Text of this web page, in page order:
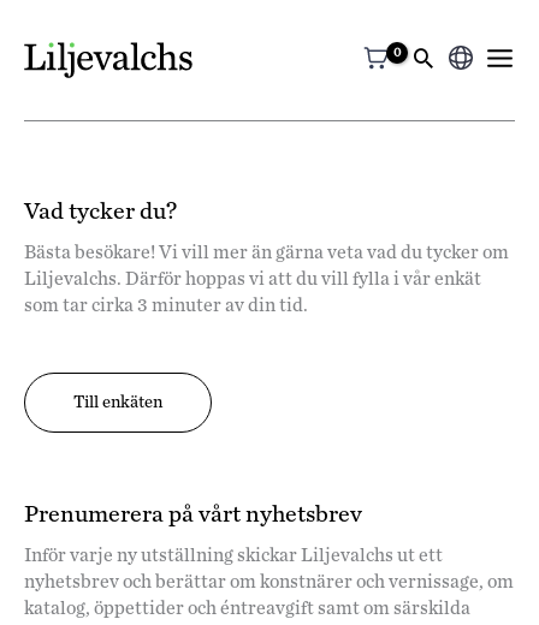
Välj
ett
Vad tycker du?
Bästa besökare! Vi vill mer än gärna veta vad du tycker om
Liljevalchs. Därför hoppas vi att du vill fylla i vår enkät
som tar cirka 3 minuter av din tid.
Till enkäten
Prenumerera på vårt nyhetsbrev
Inför varje ny utställning skickar Liljevalchs ut ett
nyhetsbrev och berättar om konstnärer och vernissage, om
katalog, öppettider och éntreavgift samt om särskilda